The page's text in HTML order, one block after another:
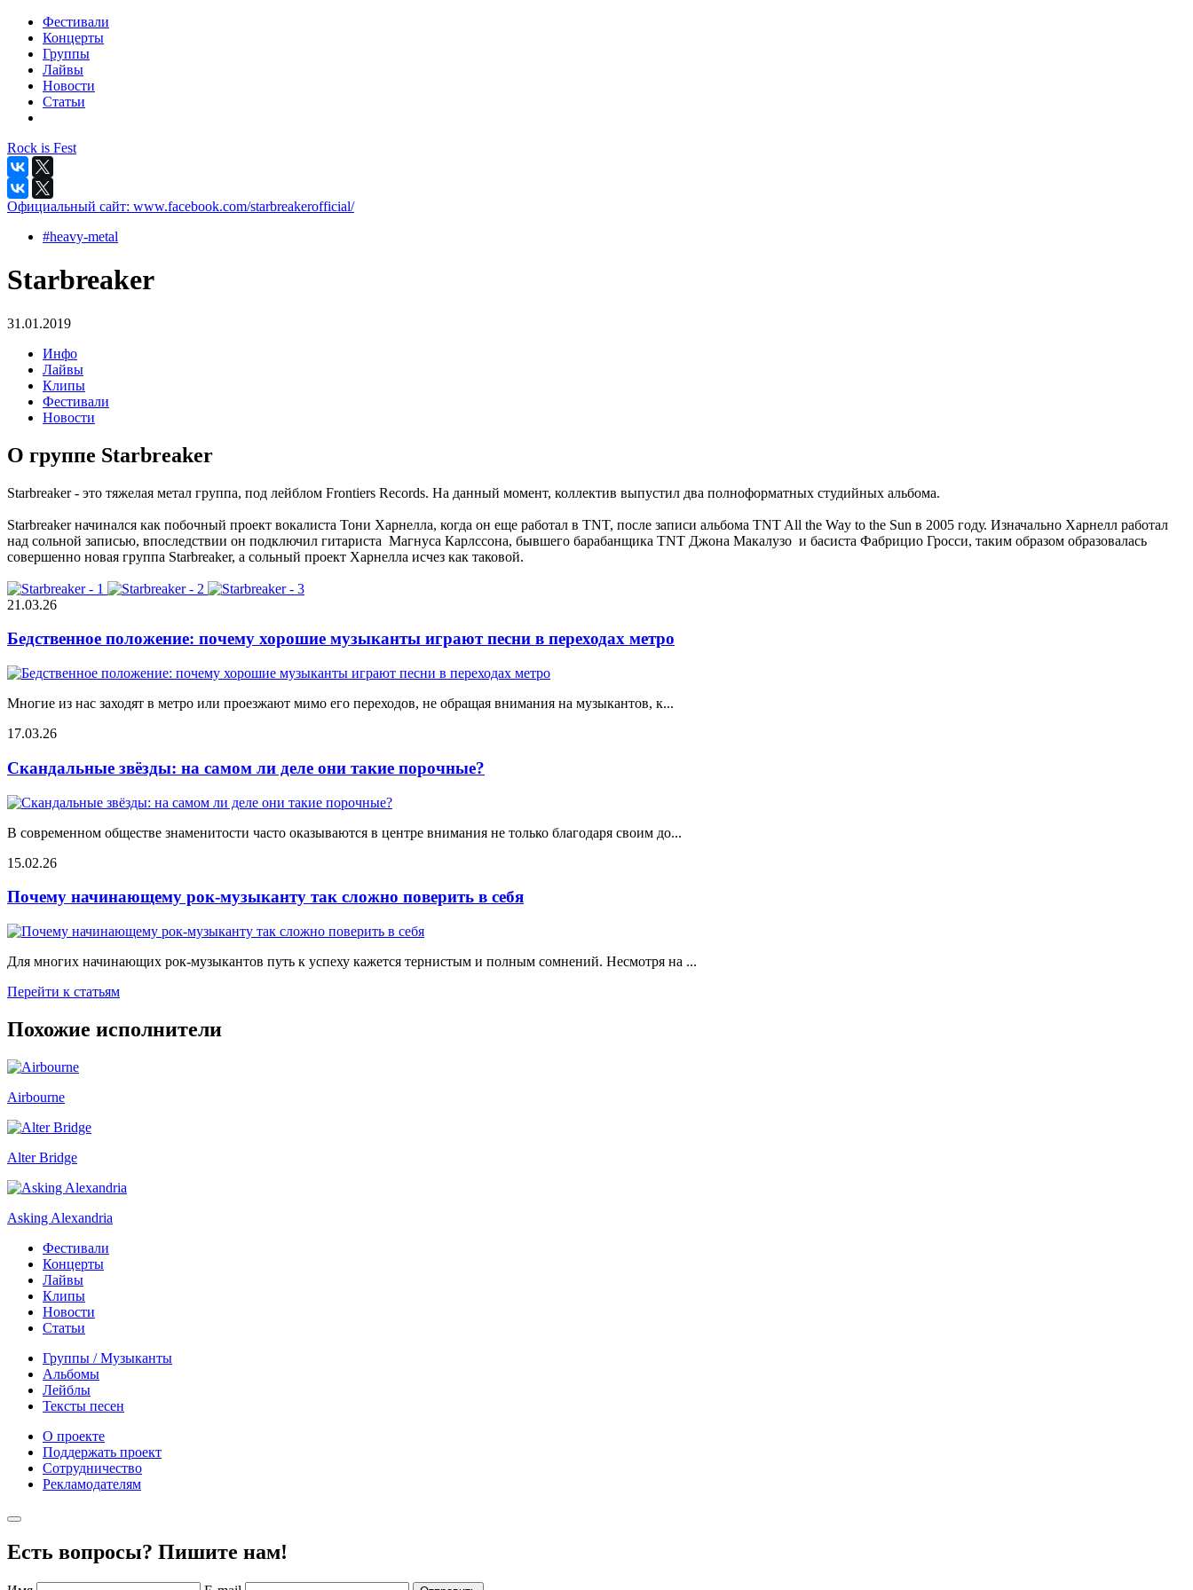
Фестивали
Концерты
Группы
Лайвы
Новости
Статьи
Rock is Fest
Официальный сайт: www.facebook.com/starbreakerofficial/
#heavy-metal
Starbreaker
31.01.2019
Инфо
Лайвы
Клипы
Фестивали
Новости
О группе Starbreaker
Starbreaker - это тяжелая метал группа, под лейблом Frontiers Records. На данный момент, коллектив выпустил два полноформатных студийных альбома.
Starbreaker начинался как побочный проект вокалиста Тони Харнелла, когда он еще работал в TNT, после записи альбома TNT All the Way to the Sun в 2005 году. Изначально Харнелл работал
над сольной записью, впоследствии он подключил гитариста Магнуса Карлссона, бывшего барабанщика TNT Джона Макалузо и басиста Фабрицио Гросси, таким образом образовалась
совершенно новая группа Starbreaker, а сольный проект Харнелла исчез как таковой.
21.03.26
Бедственное положение: почему хорошие музыканты играют песни в переходах метро
Многие из нас заходят в метро или проезжают мимо его переходов, не обращая внимания на музыкантов, к...
17.03.26
Скандальные звёзды: на самом ли деле они такие порочные?
В современном обществе знаменитости часто оказываются в центре внимания не только благодаря своим до...
15.02.26
Почему начинающему рок-музыканту так сложно поверить в себя
Для многих начинающих рок-музыкантов путь к успеху кажется тернистым и полным сомнений. Несмотря на ...
Перейти к статьям
Похожие исполнители
Airbourne
Alter Bridge
Asking Alexandria
Фестивали
Концерты
Лайвы
Клипы
Новости
Статьи
Группы / Музыканты
Альбомы
Лейблы
Тексты песен
О проекте
Поддержать проект
Сотрудничество
Рекламодателям
Есть вопросы? Пишите нам!